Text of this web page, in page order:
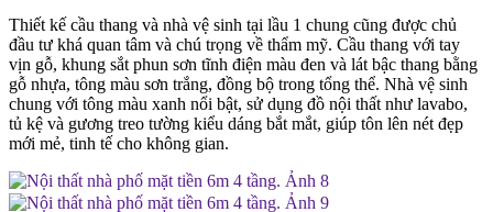
Thiết kế cầu thang và nhà vệ sinh tại lầu 1 chung cũng được chủ
đầu tư khá quan tâm và chú trọng về thẩm mỹ. Cầu thang với tay
vịn gỗ, khung sắt phun sơn tĩnh điện màu đen và lát bậc thang bằng
gỗ nhựa, tông màu sơn trắng, đồng bộ trong tổng thể. Nhà vệ sinh
chung với tông màu xanh nổi bật, sử dụng đồ nội thất như lavabo,
tủ kệ và gương treo tường kiểu dáng bắt mắt, giúp tôn lên nét đẹp
mới mẻ, tinh tế cho không gian.